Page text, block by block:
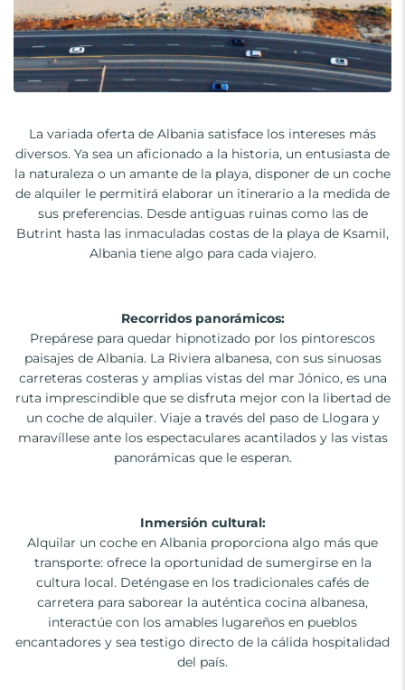
La variada oferta de Albania satisface los intereses más
diversos. Ya sea un aficionado a la historia, un entusiasta de
la naturaleza o un amante de la playa, disponer de un coche
de alquiler le permitirá elaborar un itinerario a la medida de
sus preferencias. Desde antiguas ruinas como las de
Butrint hasta las inmaculadas costas de la playa de Ksamil,
Albania tiene algo para cada viajero.
Recorridos panorámicos:
Prepárese para quedar hipnotizado por los pintorescos
paisajes de Albania. La Riviera albanesa, con sus sinuosas
carreteras costeras y amplias vistas del mar Jónico, es una
ruta imprescindible que se disfruta mejor con la libertad de
un coche de alquiler. Viaje a través del paso de Llogara y
maravíllese ante los espectaculares acantilados y las vistas
panorámicas que le esperan.
Inmersión cultural:
Alquilar un coche en Albania proporciona algo más que
transporte: ofrece la oportunidad de sumergirse en la
cultura local. Deténgase en los tradicionales cafés de
carretera para saborear la auténtica cocina albanesa,
interactúe con los amables lugareños en pueblos
encantadores y sea testigo directo de la cálida hospitalidad
del país.